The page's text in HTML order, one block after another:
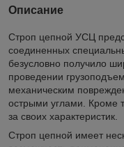
Описание
Строп цепной УСЦ
соединенных
безусловно получило
проведении
механическим
острыми углами. Кроме
за своих характеристик.
Строп цепной имеет